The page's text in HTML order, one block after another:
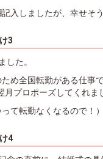
入しましたが、幸せそ
3
した。
め全国転勤がある仕事
プロポーズしてくれま
て転勤なくなるので！）
4